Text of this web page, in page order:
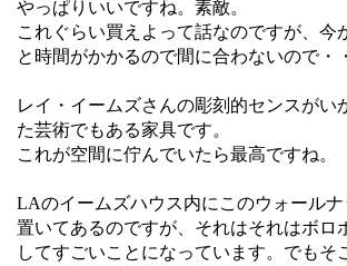
やっぱりいいですね。素敵。
これぐらい買えよって話なのですが、今
と時間がかかるので間に合わないので・
レイ・イームズさんの彫刻的センスがい
た芸術でもある家具です。
これが空間に佇んでいたら最高ですね。
LAのイームズハウス内にこのウォール
置いてあるのですが、それはそれはボロ
してすごいことになっています。でもそ